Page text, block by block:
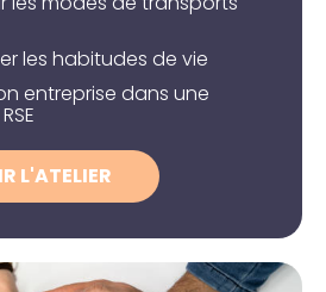
les habitudes de vie
entreprise dans une
L'ATELIER